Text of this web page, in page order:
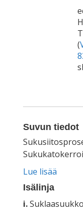
(
Suvun tiedot
Lue lisää
Isälinja
i.